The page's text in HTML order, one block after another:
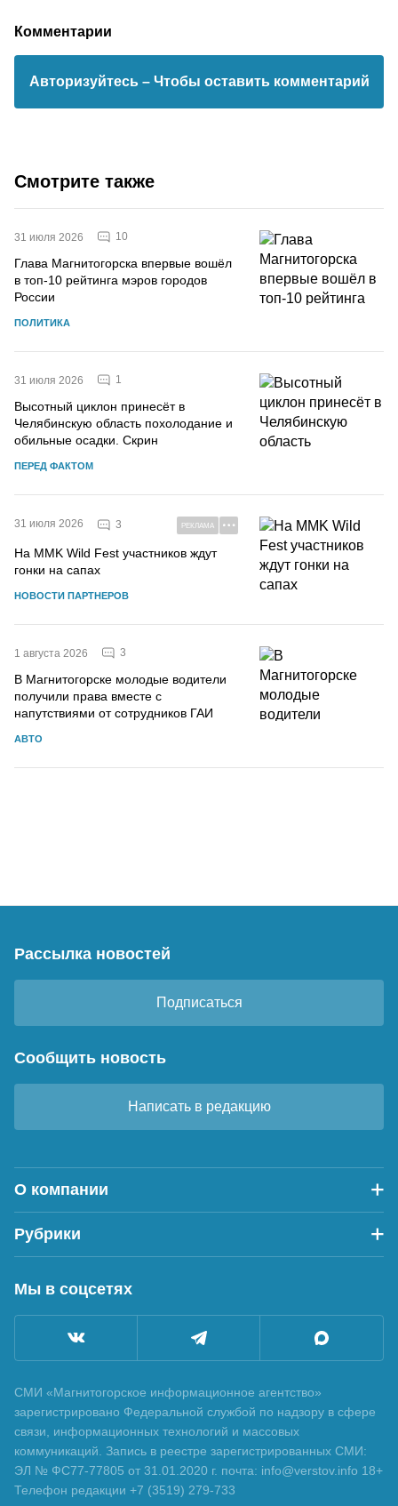
Комментарии
Авторизуйтесь – Чтобы оставить комментарий
Смотрите также
31 июля 2026 10
Глава Магнитогорска впервые вошёл
в топ-10 рейтинга мэров городов
России
ПОЛИТИКА
31 июля 2026 1
Высотный циклон принесёт в
Челябинскую область похолодание и
обильные осадки. Скрин
ПЕРЕД ФАКТОМ
31 июля 2026 3 РЕКЛАМА
На MMK Wild Fest участников ждут
гонки на сапах
НОВОСТИ ПАРТНЕРОВ
1 августа 2026 3
В Магнитогорске молодые водители
получили права вместе с
напутствиями от сотрудников ГАИ
АВТО
Рассылка новостей
Подписаться
Сообщить новость
Написать в редакцию
О компании
Рубрики
Мы в соцсетях
СМИ «Магнитогорское информационное агентство»
зарегистрировано Федеральной службой по надзору в сфере
связи, информационных технологий и массовых
коммуникаций. Запись в реестре зарегистрированных СМИ:
ЭЛ № ФС77-77805 от 31.01.2020 г. почта: info@verstov.info 18+
Телефон редакции +7 (3519) 279-733